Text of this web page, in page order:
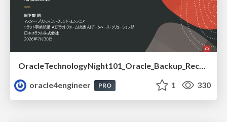
OracleTechnologyNight101_Oracle_Backup_Recovery_Strategy_from_REDO_UNDO
oracle4engineer
PRO 1 330